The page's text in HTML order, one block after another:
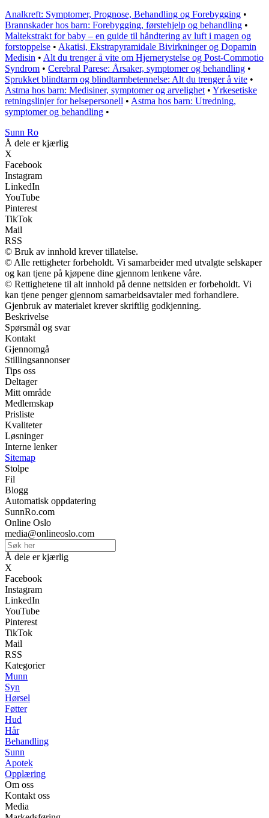
Analkreft: Symptomer, Prognose, Behandling og Forebygging •
Brannskader hos barn: Forebygging, førstehjelp og behandling •
Maltekstrakt for baby – en guide til håndtering av luft i magen og
forstoppelse • Akatisi, Ekstrapyramidale Bivirkninger og Dopamin
Medisin • Alt du trenger å vite om Hjernerystelse og Post-Commotio
Syndrom • Cerebral Parese: Årsaker, symptomer og behandling •
Sprukket blindtarm og blindtarmbetennelse: Alt du trenger å vite •
Astma hos barn: Medisiner, symptomer og arvelighet• Yrkesetiske
retningslinjer for helsepersonell • Astma hos barn: Utredning,
symptomer og behandling •
Sunn Ro
Å dele er kjærlig
X
Facebook
Instagram
LinkedIn
YouTube
Pinterest
TikTok
Mail
RSS
© Bruk av innhold krever tillatelse.
© Alle rettigheter forbeholdt. Vi samarbeider med utvalgte selskaper
og kan tjene på kjøpene dine gjennom lenkene våre.
© Rettighetene til alt innhold på denne nettsiden er forbeholdt. Vi
kan tjene penger gjennom samarbeidsavtaler med forhandlere.
Gjenbruk av materialet krever skriftlig godkjenning.
Beskrivelse
Spørsmål og svar
Kontakt
Gjennomgå
Stillingsannonser
Tips oss
Deltager
Mitt område
Medlemskap
Prisliste
Kvaliteter
Løsninger
Interne lenker
Sitemap
Stolpe
Fil
Blogg
Automatisk oppdatering
SunnRo.com
Online Oslo
media@onlineoslo.com
Å dele er kjærlig
X
Facebook
Instagram
LinkedIn
YouTube
Pinterest
TikTok
Mail
RSS
Kategorier
Munn
Syn
Hørsel
Føtter
Hud
Hår
Behandling
Sunn
Apotek
Opplæring
Om oss
Kontakt oss
Media